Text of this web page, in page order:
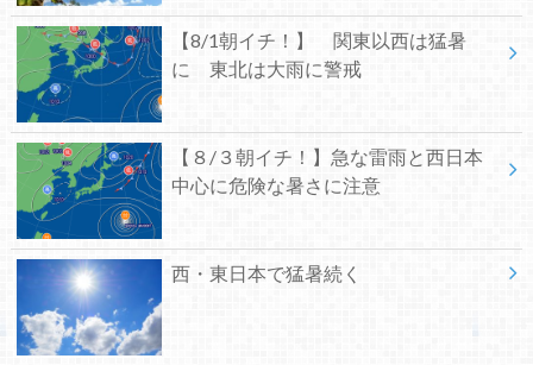
【8/1朝イチ！】 関東以西は猛暑
に 東北は大雨に警戒
【８/３朝イチ！】急な雷雨と西日本
中心に危険な暑さに注意
西・東日本で猛暑続く